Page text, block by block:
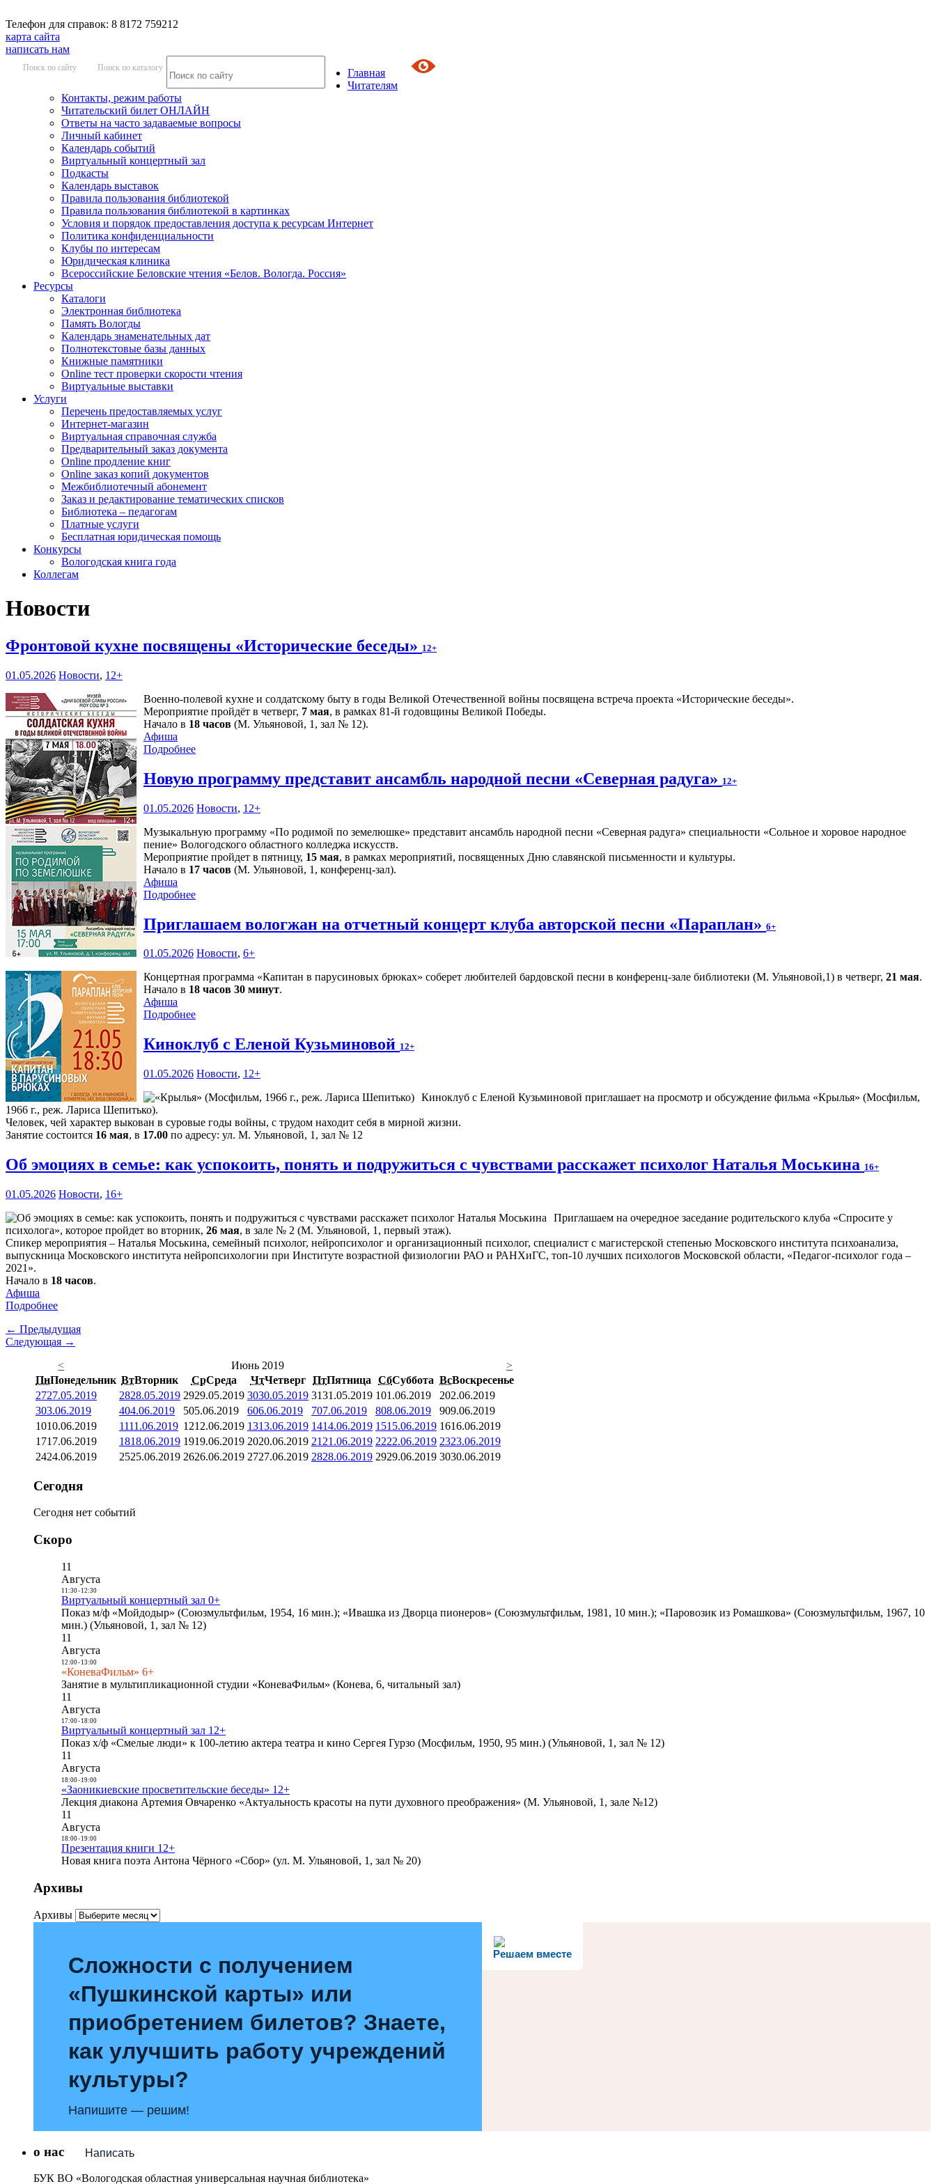
Телефон для справок: 8 8172 759212
карта сайта
написать нам
Поиск по сайту Поиск по каталогу
Главная
Читателям
Контакты, режим работы
Читательский билет ОНЛАЙН
Ответы на часто задаваемые вопросы
Личный кабинет
Календарь событий
Виртуальный концертный зал
Подкасты
Календарь выставок
Правила пользования библиотекой
Правила пользования библиотекой в картинках
Условия и порядок предоставления доступа к ресурсам Интернет
Политика конфиденциальности
Клубы по интересам
Юридическая клиника
Всероссийские Беловские чтения «Белов. Вологда. Россия»
Ресурсы
Каталоги
Электронная библиотека
Память Вологды
Календарь знаменательных дат
Полнотекстовые базы данных
Книжные памятники
Online тест проверки скорости чтения
Виртуальные выставки
Услуги
Перечень предоставляемых услуг
Интернет-магазин
Виртуальная справочная служба
Предварительный заказ документа
Online продление книг
Online заказ копий документов
Межбиблиотечный абонемент
Заказ и редактирование тематических списков
Библиотека – педагогам
Платные услуги
Бесплатная юридическая помощь
Конкурсы
Вологодская книга года
Коллегам
Новости
Фронтовой кухне посвящены «Исторические беседы» 12+
01.05.2026 Новости, 12+
Военно-полевой кухне и солдатскому быту в годы Великой Отечественной войны посвящена встреча проекта «Исторические беседы».
Мероприятие пройдёт в четверг, 7 мая, в рамках 81-й годовщины Великой Победы.
Начало в 18 часов (М. Ульяновой, 1, зал № 12).
Афиша
Подробнее
Новую программу представит ансамбль народной песни «Северная радуга» 12+
01.05.2026 Новости, 12+
Музыкальную программу «По родимой по земелюшке» представит ансамбль народной песни «Северная радуга» специальности «Сольное и хоровое народное
пение» Вологодского областного колледжа искусств.
Мероприятие пройдет в пятницу, 15 мая, в рамках мероприятий, посвященных Дню славянской письменности и культуры.
Начало в 17 часов (М. Ульяновой, 1, конференц-зал).
Афиша
Подробнее
Приглашаем вологжан на отчетный концерт клуба авторской песни «Параплан» 6+
01.05.2026 Новости, 6+
Концертная программа «Капитан в парусиновых брюках» соберет любителей бардовской песни в конференц-зале библиотеки (М. Ульяновой,1) в четверг, 21 мая.
Начало в 18 часов 30 минут.
Афиша
Подробнее
Киноклуб с Еленой Кузьминовой 12+
01.05.2026 Новости, 12+
Киноклуб с Еленой Кузьминовой приглашает на просмотр и обсуждение фильма «Крылья» (Мосфильм,
1966 г., реж. Лариса Шепитько).
Человек, чей характер выкован в суровые годы войны, с трудом находит себя в мирной жизни.
Занятие состоится 16 мая, в 17.00 по адресу: ул. М. Ульяновой, 1, зал № 12
Об эмоциях в семье: как успокоить, понять и подружиться с чувствами расскажет психолог Наталья Моськина 16+
01.05.2026 Новости, 16+
Приглашаем на очередное заседание родительского клуба «Спросите у
психолога», которое пройдет во вторник, 26 мая, в зале № 2 (М. Ульяновой, 1, первый этаж).
Спикер мероприятия – Наталья Моськина, семейный психолог, нейропсихолог и организационный психолог, специалист с магистерской степенью Московского института психоанализа,
выпускница Московского института нейропсихологии при Институте возрастной физиологии РАО и РАНХиГС, топ-10 лучших психологов Московской области, «Педагог-психолог года –
2021».
Начало в 18 часов.
Афиша
Подробнее
← Предыдущая
Следующая →
<
Июнь 2019
>
ПнПонедельник ВтВторник СрСреда ЧтЧетверг ПтПятница СбСуббота ВсВоскресенье
2727.05.2019 2828.05.2019 2929.05.2019 3030.05.2019 3131.05.2019 101.06.2019 202.06.2019
303.06.2019 404.06.2019 505.06.2019 606.06.2019 707.06.2019 808.06.2019 909.06.2019
1010.06.2019 1111.06.2019 1212.06.2019 1313.06.2019 1414.06.2019 1515.06.2019 1616.06.2019
1717.06.2019 1818.06.2019 1919.06.2019 2020.06.2019 21 21.06.2019 2222.06.2019 2323.06.2019
2424.06.2019 2525.06.2019 2626.06.2019 2727.06.2019 2828.06.2019 2929.06.2019 3030.06.2019
Сегодня
Сегодня нет событий
Скоро
11
Августа
11:30- 12:30
Виртуальный концертный зал 0+
Показ м/ф «Мойдодыр» (Союзмультфильм, 1954, 16 мин.); «Ивашка из Дворца пионеров» (Союзмультфильм, 1981, 10 мин.); «Паровозик из Ромашкова» (Союзмультфильм, 1967, 10
мин.) (Ульяновой, 1, зал № 12)
11
Августа
12:00- 13:00
«КоневаФильм» 6+
Занятие в мультипликационной студии «КоневаФильм» (Конева, 6, читальный зал)
11
Августа
17:00- 18:00
Виртуальный концертный зал 12+
Показ х/ф «Смелые люди» к 100-летию актера театра и кино Сергея Гурзо (Мосфильм, 1950, 95 мин.) (Ульяновой, 1, зал № 12)
11
Августа
18:00- 19:00
«Заоникиевские просветительские беседы» 12+
Лекция диакона Артемия Овчаренко «Актуальность красоты на пути духовного преображения» (М. Ульяновой, 1, зале №12)
11
Августа
18:00- 19:00
Презентация книги 12+
Новая книга поэта Антона Чёрного «Сбор» (ул. М. Ульяновой, 1, зал № 20)
Архивы
Архивы
Решаем вместе
Сложности с получением
«Пушкинской карты» или
приобретением билетов? Знаете,
как улучшить работу учреждений
культуры?
Напишите — решим!
Написать
о нас
БУК ВО «Вологодская областная универсальная научная библиотека»